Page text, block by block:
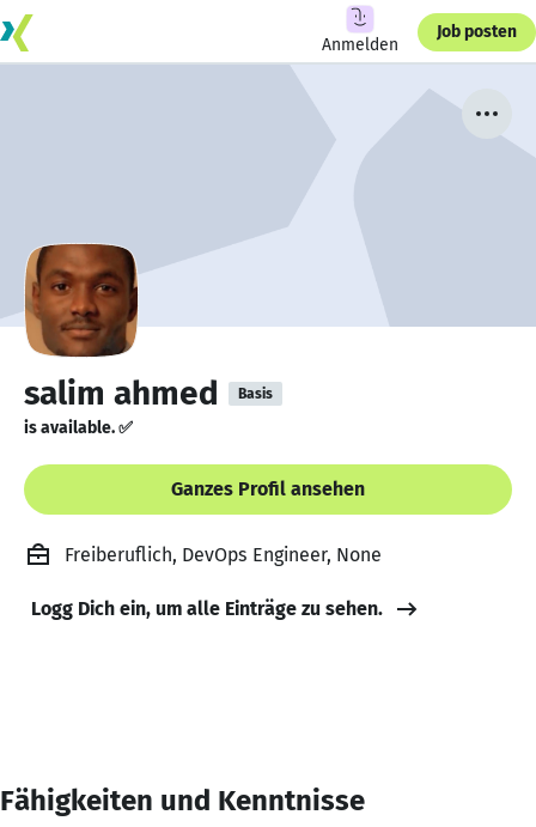
Anmelden
Job posten
salim ahmed Basis
is available. ✅
Ganzes Profil ansehen
Freiberuflich, DevOps Engineer, None
Logg Dich ein, um alle Einträge zu sehen.
Fähigkeiten und Kenntnisse